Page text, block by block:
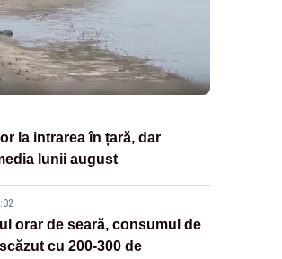
la intrarea în țară, dar
lunii august
orar de seară, consumul de
cu 200-300 de